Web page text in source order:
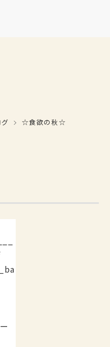
グ ☆食欲の秋☆